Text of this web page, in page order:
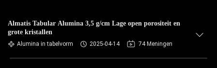
Almatis Tabular Alumina 3,5 g/cm Lage open porositeit en
grote kristallen
Alumina in tabelvorm 2025-04-14 74 Meningen